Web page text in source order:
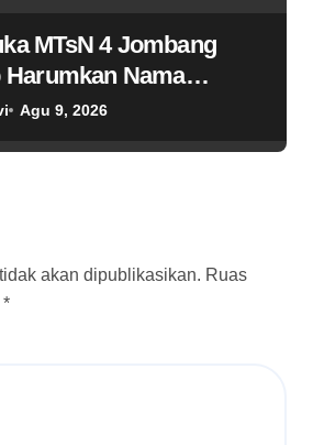
MTsN 4 Jombang
Harumkan Nama
Nasional
Agu 9, 2026
akan dipublikasikan. Ruas
*